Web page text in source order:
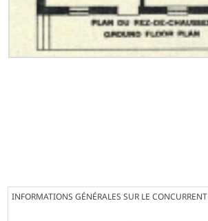
INFORMATIONS GÉNÉRALES SUR LE CONCURRENT